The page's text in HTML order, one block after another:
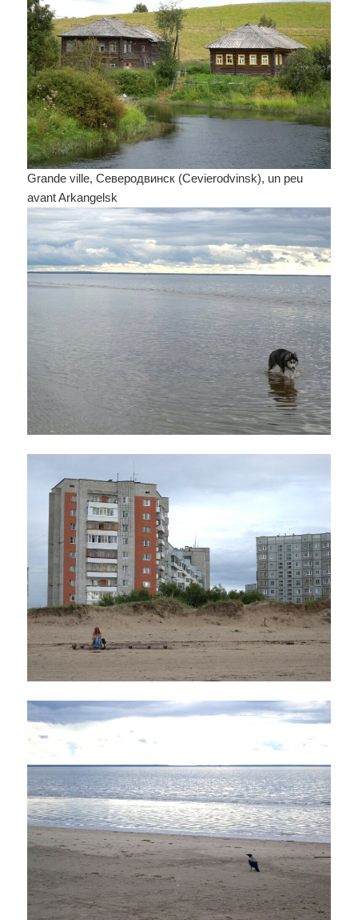
Grande ville, Северодвинск (Cevierodvinsk), un peu
avant Arkangelsk